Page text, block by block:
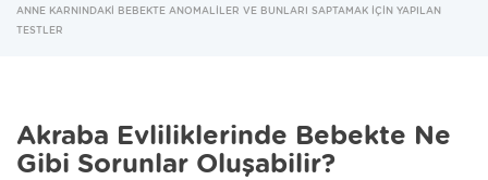
ANNE KARNINDAKİ BEBEKTE ANOMALİLER VE BUNLARI SAPTAMAK İÇİN YAPILAN
TESTLER
Akraba Evliliklerinde Bebekte Ne
Gibi Sorunlar Oluşabilir?